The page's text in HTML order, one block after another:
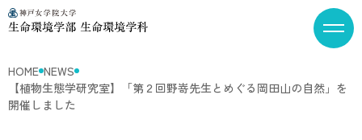
HOME NEWS
【植物生態学研究室】「第２回野嵜先生とめぐる岡田山の自然」を
開催しました